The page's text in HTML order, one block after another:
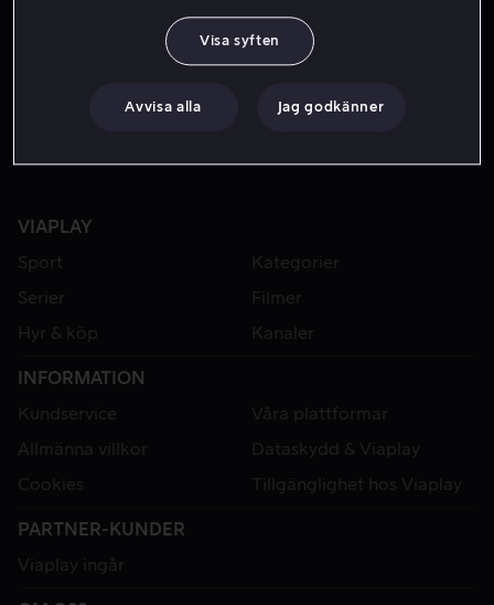
VIAPLAY
Sport
Kategorier
Serier
Filmer
Hyr & köp
Kanaler
INFORMATION
Kundservice
Våra plattformar
Allmänna villkor
Dataskydd & Viaplay
Cookies
Tillgänglighet hos Viaplay
PARTNER-KUNDER
Viaplay ingår
Visa syften
Avvisa alla Jag godkänner